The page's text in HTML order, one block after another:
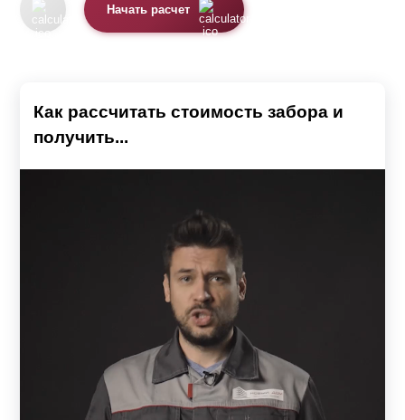
Начать расчет
Как рассчитать стоимость забора и
получить...